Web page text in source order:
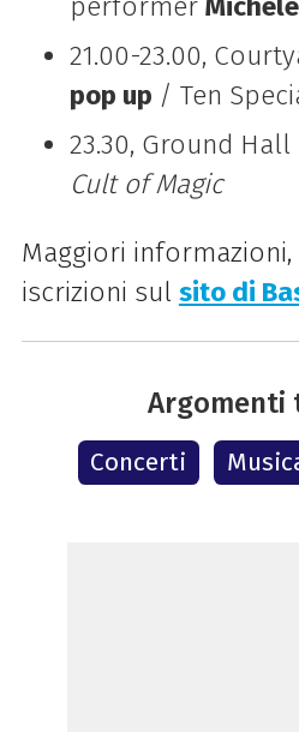
21.00-23.00,
pop up / Ten
23.30, Ground Hall
Cult of Magic
Maggiori
iscrizioni sul sito di
Concerti